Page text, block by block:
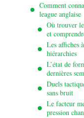
Comment
league anglaise
Où trouver
et
Les affiches
hiérarchies
L’état de
dernières
Duels
sans bruit
Le facteur
pression